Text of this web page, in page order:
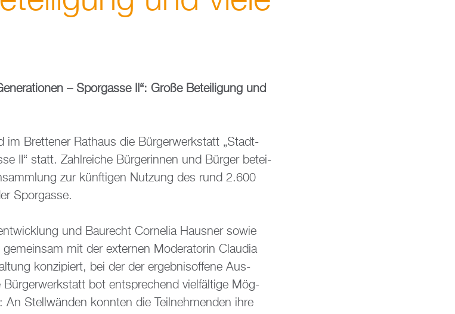
– Spor­gas­se II“: Große Be­tei­li­gung und
im Brettener Rat­haus die Bür­ger­werk­statt „Stadt­
II“ statt. Zahl­rei­che Bür­ge­rin­nen und Bür­ger be­tei­
zur künf­ti­gen Nut­zung des rund 2.600
Spor­gas­se.
und Bau­recht Cor­ne­lia Haus­ner sowie
mit der ex­ter­nen Mo­de­ra­to­rin Clau­dia
kon­zi­piert, bei der der er­geb­nis­of­fe­ne Aus­
bot ent­spre­chend viel­fäl­ti­ge Mög­
An Stell­wän­den konn­ten die Teil­neh­men­den ihre